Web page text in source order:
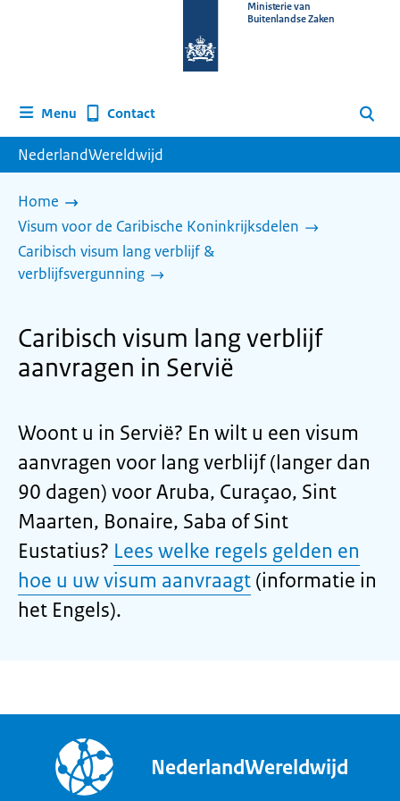
homepage
Ministerie van
Buitenlandse Zaken
Menu Contact Zoeken
NederlandWereldwijd
Home
Visum voor de Caribische Koninkrijksdelen
Caribisch visum lang verblijf &
verblijfsvergunning
Caribisch visum lang verblijf
aanvragen in Servië
Woont u in Servië? En wilt u een visum
aanvragen voor lang verblijf (langer dan
90 dagen) voor Aruba, Curaçao, Sint
Maarten, Bonaire, Saba of Sint
Eustatius? Lees welke regels gelden en
hoe u uw visum aanvraagt (informatie in
het Engels).
NederlandWereldwijd